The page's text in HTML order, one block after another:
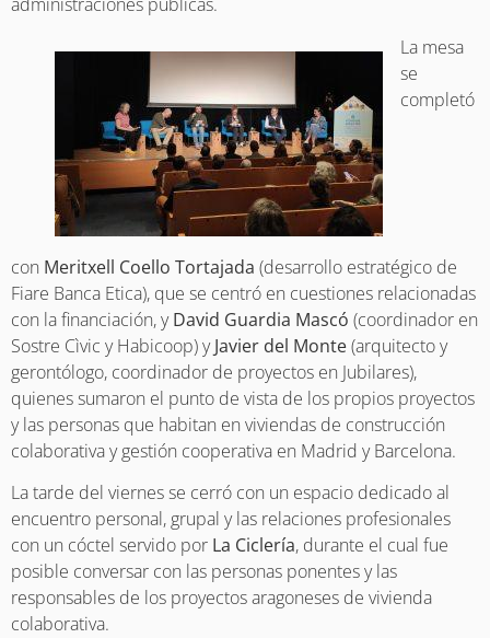
La mesa
se
completó
con Meritxell Coello Tortajada (desarrollo estratégico de
Fiare Banca Etica), que se centró en cuestiones relacionadas
con la financiación, yDavid Guardia Mascó (coordinador en
Sostre Cìvic y Habicoop) yJavier del Monte(arquitecto y
gerontólogo, coordinador de proyectos en Jubilares),
quienes sumaron el punto de vista de los propios proyectos
y las personas que habitan en viviendas de construcción
colaborativa y gestión cooperativa en Madrid y Barcelona.
La tarde del viernes se cerró con un espacio dedicado al
encuentro personal, grupal y las relaciones profesionales
con un cóctel servido por La Ciclería, durante el cual fue
posible conversar con las personas ponentes y las
responsables de los proyectos aragoneses de vivienda
colaborativa.